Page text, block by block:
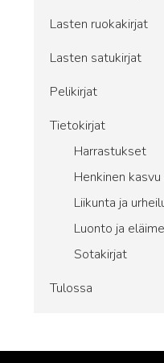
Lasten ruokakirjat
Lasten satukirjat
Pelikirjat
Tietokirjat
Harrastukset
Henkinen
Liikunta ja
Luonto ja
Sotakirjat
Tulossa